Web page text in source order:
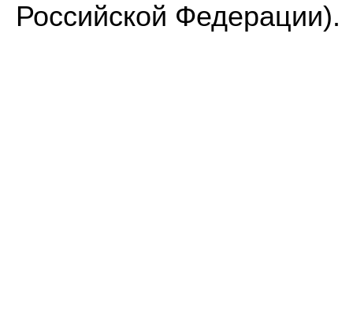
Российской Федерации).